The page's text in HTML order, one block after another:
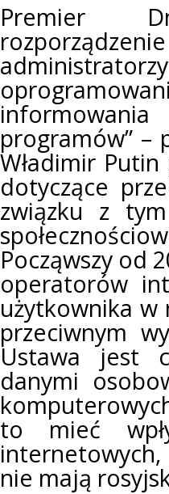
Premier
programów” –
Władimir
dotyczące
związku z
Począwszy od
operatorów
użytkownika w
przeciwnym
Ustawa jest
danymi
to mieć
nie mają